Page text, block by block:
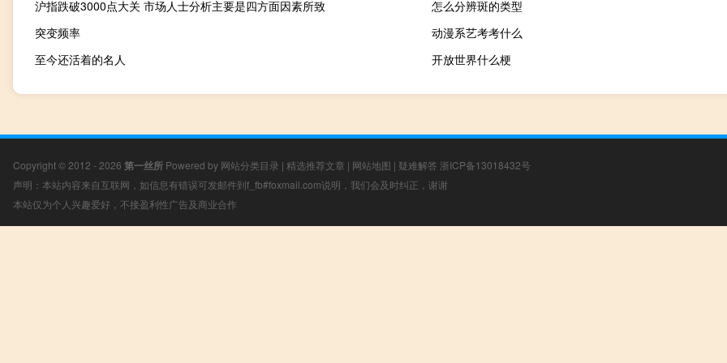
沪指跌破3000点大关 市场人士分析主要是四方面因素所致
怎么分辨斑的类型
突变频率
动漫系艺考考什么
至今还活着的名人
开放世界什么梗
Copyright © 2012 - 2026 第一丝所 Powered by 网站分类目录 | 精选推荐文章 | 网站地图 | 疑难解答 浙ICP备13018432号
声明：本站内容来自互联网，如信息有错误可发邮件到f_fb#foxmail.com说明，我们会及时纠正，谢谢
本站仅为个人兴趣爱好，不接盈利性广告及商业合作